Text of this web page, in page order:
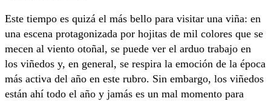
Este tiempo es quizá el más bello para visitar una viña: en
una escena protagonizada por hojitas de mil colores que se
mecen al viento otoñal, se puede ver el arduo trabajo en
los viñedos y, en general, se respira la emoción de la época
más activa del año en este rubro. Sin embargo, los viñedos
están ahí todo el año y jamás es un mal momento para